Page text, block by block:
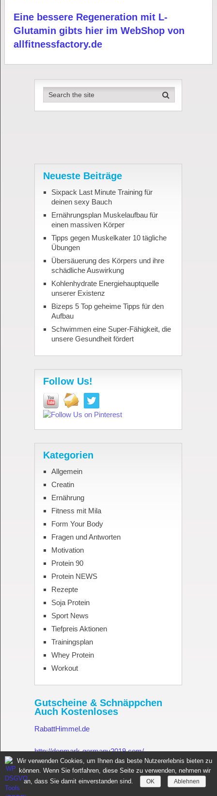
Eine bessere Regeneration mit L-
Glutamin gibts hier im WebShop von
allfitnessfactory.de
Neueste Beiträge
Sixpack Last Minute Training für
deinen sexy Bauch
Ernährungsplan Muskelaufbau für
einen massiven Körper
Tipps gegen Muskelkater 10 tägliche
Übungen
Übersäuerung des Körpers und ihre
schädliche Auswirkung
Kohlenhydrate Energiehauptquelle
unserer Existenz
Bizeps 5 Top geheime Tipps für den
Aufbau
Schwimmen eine Super-Fähigkeit, die
unsere Gesundheit fördert
Follow Us!
Kategorien
Allgemein
Creatin
Ernährung
Fitness mit Mila
Form Your Body
Fragen und Antworten
Motivation
Protein 90
Protein NEWS
Rezepte
Soja Protein
Sport News
Tiefpreis Aktionen
Trainingsplan
Whey Protein
Workout
Gutscheine & Schnäppchen
Auch Kostenloses
RabattHimmel.de
http://denmark-germany2019.com/
Gutschein.Rabatthimmel.de
Wir verwenden Cookies, um Ihnen das beste Nutzererlebnis bieten zu
können. Wenn Sie fortfahren, diese Seite zu verwenden, nehmen wir
an, dass Sie damit einverstanden sind.
OK Ablehnen